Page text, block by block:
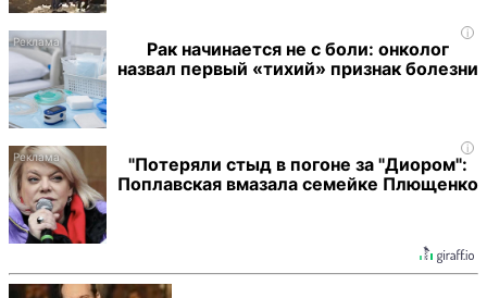
i
Рак начинается не с боли: онколог
назвал первый «тихий» признак болезни
i
"Потеряли стыд в погоне за "Диором":
Поплавская вмазала семейке Плющенко